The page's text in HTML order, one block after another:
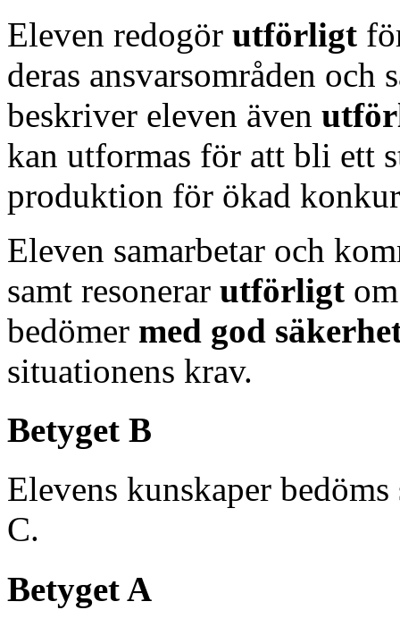
Eleven redogör utförligt
deras ansvarsområden och
beskriver eleven även
kan utformas för att bli ett
produktion för ökad
Eleven samarbetar och
samt resonerar utförligt
bedömer med god
situationens krav.
Betyget B
Elevens kunskaper
C.
Betyget A